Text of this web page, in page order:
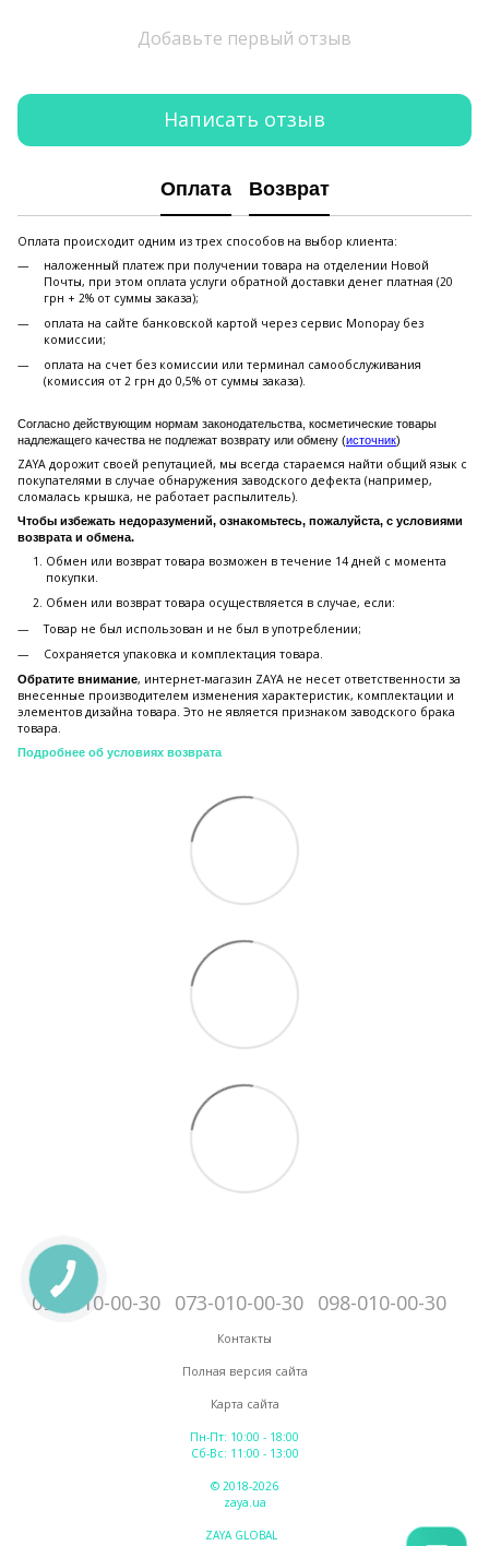
Добавьте первый отзыв
Написать отзыв
Оплата Возврат
Оплата происходит одним из трех способов на выбор клиента:
наложенный платеж при получении товара на отделении Новой
Почты, при этом оплата услуги обратной доставки денег платная (20
грн + 2% от суммы заказа);
оплата на сайте банковской картой через сервис Monopay без
комиссии;
оплата на счет без комиссии или терминал самообслуживания
(комиссия от 2 грн до 0,5% от суммы заказа).
Согласно действующим нормам законодательства, косметические товары
надлежащего качества не подлежат возврату или обмену (источник)
ZAYA дорожит своей репутацией, мы всегда стараемся найти общий язык с
покупателями в случае обнаружения заводского дефекта (например,
сломалась крышка, не работает распылитель).
Чтобы избежать недоразумений, ознакомьтесь, пожалуйста, с условиями
возврата и обмена.
Обмен или возврат товара возможен в течение 14 дней с момента
покупки.
Обмен или возврат товара осуществляется в случае, если:
Товар не был использован и не был в употреблении;
Сохраняется упаковка и комплектация товара.
Обратите внимание, интернет-магазин ZAYA не несет ответственности за
внесенные производителем изменения характеристик, комплектации и
элементов дизайна товара. Это не является признаком заводского брака
товара.
Подробнее об условиях возврата
095-010-00-30 073-010-00-30 098-010-00-30
Контакты
Полная версия сайта
Карта сайта
Пн-Пт: 10:00 - 18:00
Сб-Вс: 11:00 - 13:00
© 2018-2026
zaya.ua
ZAYA GLOBAL